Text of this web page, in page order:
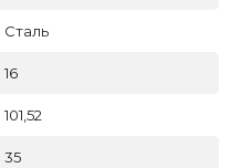
Сталь
16
101,52
35